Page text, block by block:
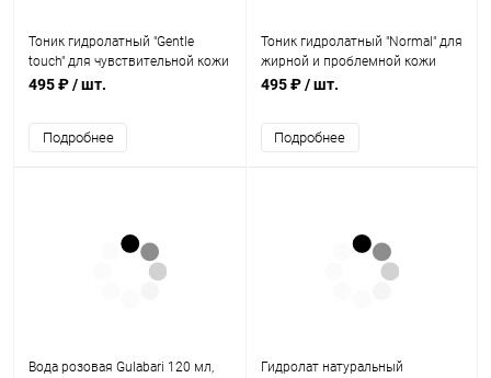
Тоник гидролатный "Gentle
touch" для чувствительной кожи
лица 110 мл, Jurassic Spa
495 ₽/ шт.
Подробнее
Тоник гидролатный "Normal" для
жирной и проблемной кожи
лица 110 мл, Jurassic Spa
495 ₽/ шт.
Подробнее
Вода розовая Gulabari 120 мл,
Гидролат натуральный